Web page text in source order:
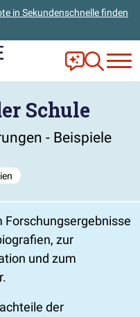
in Sekundenschnelle finden
Frag Ella!
Zur
Schule
- Beispiele
Forschungsergebnisse
zur
und zum
der